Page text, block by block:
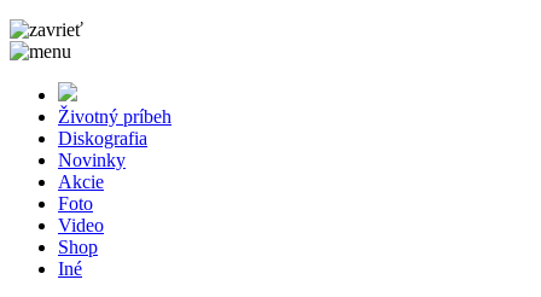
Životný príbeh
Diskografia
Novinky
Akcie
Foto
Video
Shop
Iné